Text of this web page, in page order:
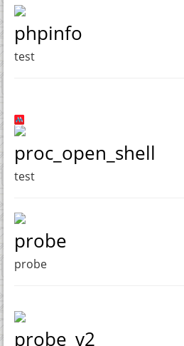
phpinfo
test
proc_open_shell
test
probe
probe
probe_v2